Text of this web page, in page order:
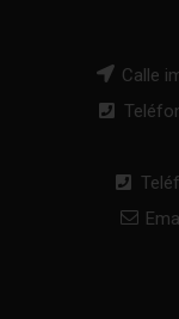
Calle